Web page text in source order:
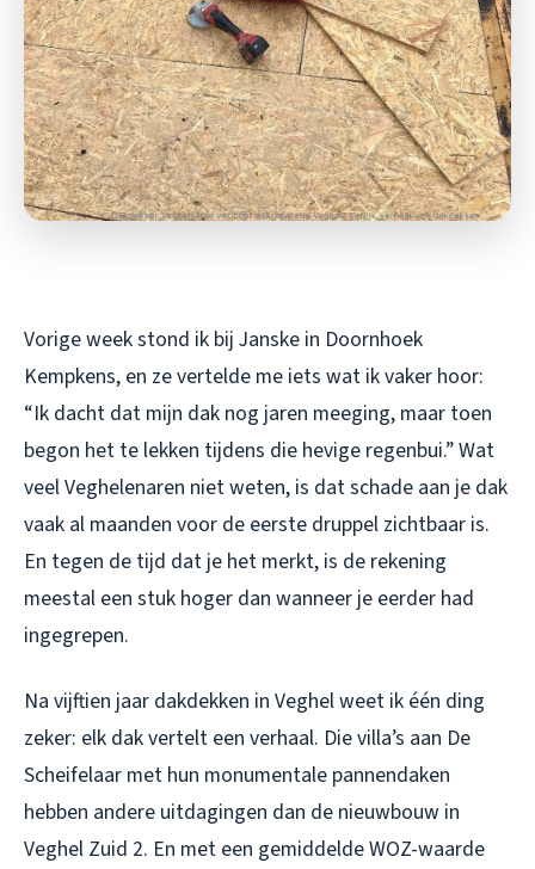
Vorige week stond ik bij Janske in Doornhoek
Kempkens, en ze vertelde me iets wat ik vaker hoor:
“Ik dacht dat mijn dak nog jaren meeging, maar toen
begon het te lekken tijdens die hevige regenbui.” Wat
veel Veghelenaren niet weten, is dat schade aan je dak
vaak al maanden voor de eerste druppel zichtbaar is.
En tegen de tijd dat je het merkt, is de rekening
meestal een stuk hoger dan wanneer je eerder had
ingegrepen.
Na vijftien jaar dakdekken in Veghel weet ik één ding
zeker: elk dak vertelt een verhaal. Die villa’s aan De
Scheifelaar met hun monumentale pannendaken
hebben andere uitdagingen dan de nieuwbouw in
Veghel Zuid 2. En met een gemiddelde WOZ-waarde